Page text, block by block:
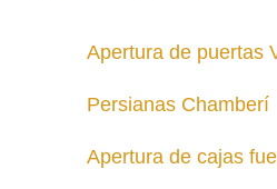
Apertura de puertas
Persianas Chamberí
Apertura de cajas